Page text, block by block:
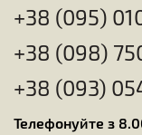
+38 (095)
+38 (098)
+38 (093)
Телефонуйте з